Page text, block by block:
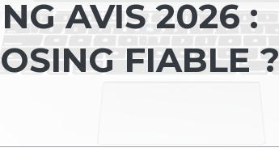
AVIS 2026 :
FIABLE ?